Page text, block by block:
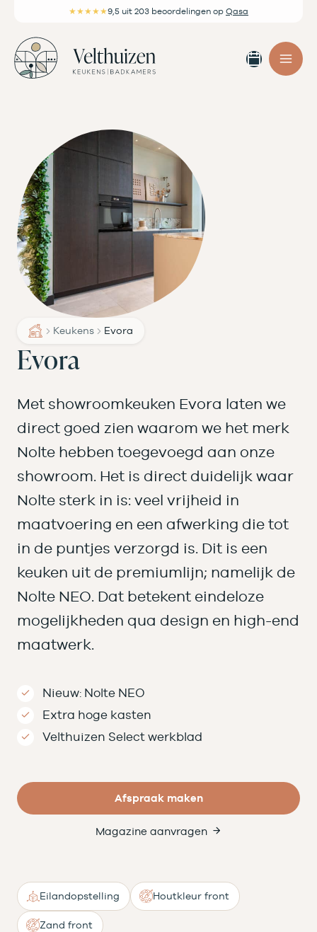
inhoud
★★★★★9,5 uit 203 beoordelingen op Qasa
maken
Keukens Evora
Evora
Met showroomkeuken Evora laten we
direct goed zien waarom we het merk
Nolte hebben toegevoegd aan onze
showroom. Het is direct duidelijk waar
Nolte sterk in is: veel vrijheid in
maatvoering en een afwerking die tot
in de puntjes verzorgd is. Dit is een
keuken uit de premiumlijn; namelijk de
Nolte NEO. Dat betekent eindeloze
mogelijkheden qua design en high-end
maatwerk.
Nieuw: Nolte NEO
Extra hoge kasten
Velthuizen Select werkblad
Afspraak maken
Magazine aanvragen
Eilandopstelling Houtkleur front
Zand front